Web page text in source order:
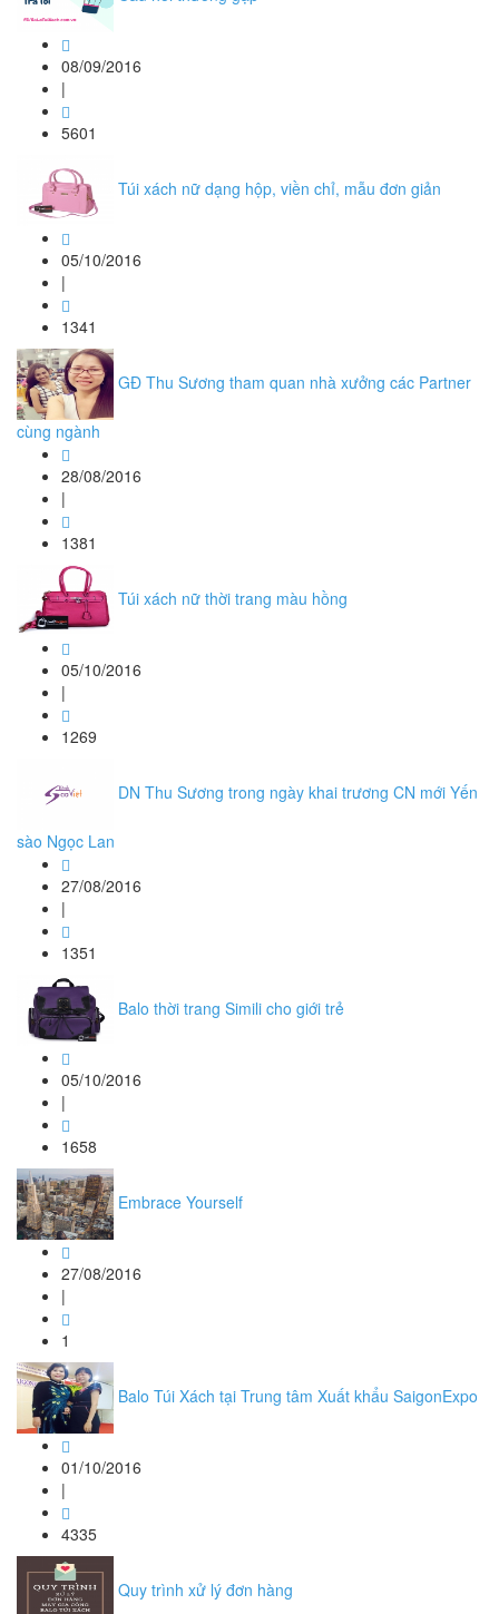
08/09/2016
|
5601
Túi xách nữ dạng hộp, viền chỉ, mẫu đơn giản
05/10/2016
|
1341
GĐ Thu Sương tham quan nhà xưởng các Partner
cùng ngành
28/08/2016
|
1381
Túi xách nữ thời trang màu hồng
05/10/2016
|
1269
DN Thu Sương trong ngày khai trương CN mới Yến
sào Ngọc Lan
27/08/2016
|
1351
Balo thời trang Simili cho giới trẻ
05/10/2016
|
1658
Embrace Yourself
27/08/2016
|
1
Balo Túi Xách tại Trung tâm Xuất khẩu SaigonExpo
01/10/2016
|
4335
Quy trình xử lý đơn hàng